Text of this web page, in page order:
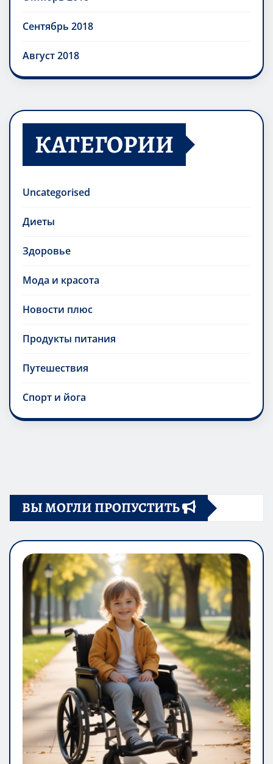
Сентябрь 2018
Август 2018
КАТЕГОРИИ
Uncategorised
Диеты
Здоровье
Мода и красота
Новости плюс
Продукты питания
Путешествия
Спорт и йога
ВЫ МОГЛИ ПРОПУСТИТЬ